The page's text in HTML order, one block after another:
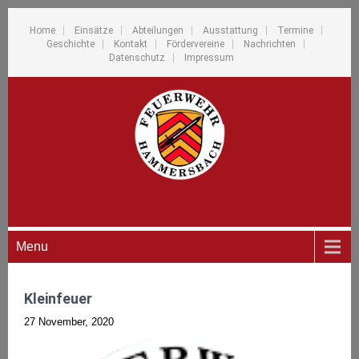
Home Einsätze Abteilungen Ausstattung
Termine
Geschichte
Kontakt Fördervereine
Nachrichten
Datenschutz
Impressum
Menu
Kleinfeuer
27 November, 2020